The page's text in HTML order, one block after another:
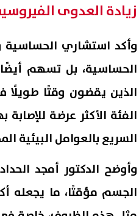
زيادة العدوى
وأكد استشاري الحساسية
الحساسية، بل تسهم
الذين يقضون وقتًا طويلًا
الفئة الأكثر عرضة
السريع بالعوامل البيئية
وأوضح الدكتور أمجد
الجسم مؤقتًا، ما يجعله